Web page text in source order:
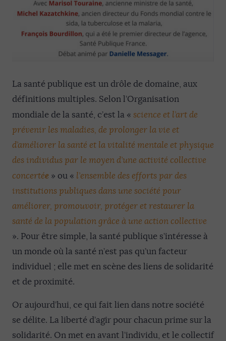
La santé publique est un drôle de domaine, aux
définitions multiples. Selon l’Organisation
mondiale de la santé, c’est la « science et l’art de
prévenir les maladies, de prolonger la vie et
d’améliorer la santé et la vitalité mentale et physique
des individus par le moyen d’une activité collective
concertée » ou « l’ensemble des efforts par des
institutions publiques dans une société pour
améliorer, promouvoir, protéger et restaurer la
santé de la population grâce à une action collective
». Pour être simple, la santé publique s’intéresse à
un monde où la santé n’est pas qu’un facteur
individuel ; elle met en scène des liens de solidarité
et de proximité.
Or aujourd’hui, ce qui fait lien dans notre société
se délite. La liberté d’agir pour chacun prime sur la
solidarité. On met en avant l’individu, et le collectif